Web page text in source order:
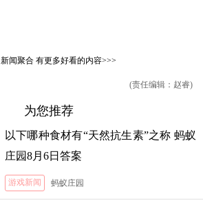
新闻聚合有更多好看的内容>>>
(责任编辑：赵睿)
为您推荐
以下哪种食材有“天然抗生素”之称 蚂蚁
庄园8月6日答案
游戏新闻 蚂蚁庄园